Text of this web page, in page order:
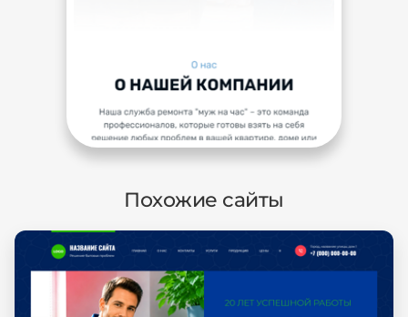
Похожие сайты